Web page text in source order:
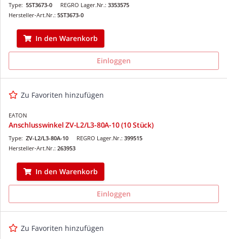
REGRO Lager.Nr.: 3353575
Type: 5ST3673-0
Hersteller-Art.Nr.: 5ST3673-0
In den Warenkorb
Einloggen
Zu Favoriten hinzufügen
EATON
Anschlusswinkel ZV-L2/L3-80A-10 (10 Stück)
REGRO Lager.Nr.: 399515
Type: ZV-L2/L3-80A-10
Hersteller-Art.Nr.: 263953
In den Warenkorb
Einloggen
Zu Favoriten hinzufügen